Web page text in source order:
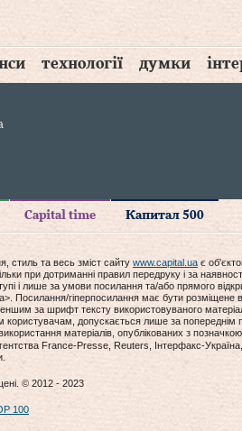
технології думки
Capital time Капитал 500
стиль та весь зміст сайту www.capital.ua є
при дотриманні правил передруку і за
і лише за умови посилання та/або прямого
Посилання/гіперпосилання має бути розміщене
за шрифт тексту використовуваного
користувачам, допускається лише за попереднім
матеріалів, опублікованих з
France-Presse, Reuters, Інтерфакс-
© 2012 - 2023